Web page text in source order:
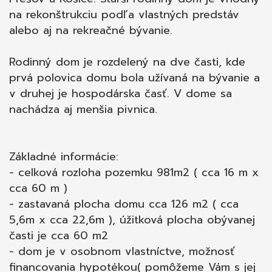
mapy s kolkom na právne účely;  poplatky za
overenie podpisov na zmluvách u notára; 
správny poplatok za vklad vlastníckeho práva
a právne poradenstvo;  zabezpečenie znalca
na vypracovania znaleckého posudku; 
vypracovanie ponúk na zabezpečenie úveru u
nášho hypotekárneho odborníka, ktorý
na rekonštrukciu podľa vlastných predstáv
alebo aj na rekreačné bývanie.
Rodinný dom je rozdelený na dve časti, kde
prvá polovica domu bola užívaná na bývanie a
v druhej je hospodárska časť. V dome sa
nachádza aj menšia pivnica.
Základné informácie:
- celková rozloha pozemku 981m2 ( cca 16 m x
cca 60 m )
- zastavaná plocha domu cca 126 m2 ( cca
5,6m x cca 22,6m ), úžitková plocha obývanej
časti je cca 60 m2
- dom je v osobnom vlastníctve, možnosť
financovania hypotékou( pomôžeme Vám s jej